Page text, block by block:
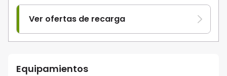
Ver ofertas de recarga
Equipamientos